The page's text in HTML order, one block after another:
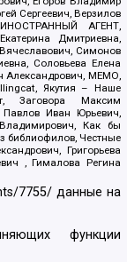
Сергеевич, Верзилов
АГЕНТ,
Дмитриевна,
Симонов
Соловьева Елена
Александрович, МЕМО,
Якутия – Наше
Заговора Максим
Иван Юрьевич,
Как бы
библиофилов, Честные
Григорьева
, Гималова Регина
7755/ данные на
функции